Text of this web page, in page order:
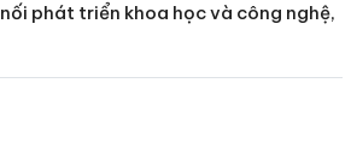
phát triển khoa học và công nghệ,